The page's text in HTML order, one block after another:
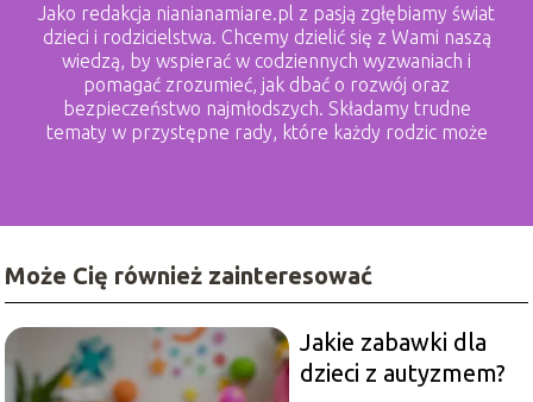
Jako redakcja nianianamiare.pl z pasją zgłębiamy świat
dzieci i rodzicielstwa. Chcemy dzielić się z Wami naszą
wiedzą, by wspierać w codziennych wyzwaniach i
pomagać zrozumieć, jak dbać o rozwój oraz
bezpieczeństwo najmłodszych. Składamy trudne
tematy w przystępne rady, które każdy rodzic może
Może Cię również zainteresować
Jakie zabawki dla
dzieci z autyzmem?